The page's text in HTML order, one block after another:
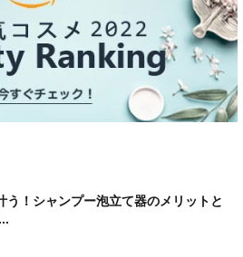
う！シャンプー泡立て器のメリットと